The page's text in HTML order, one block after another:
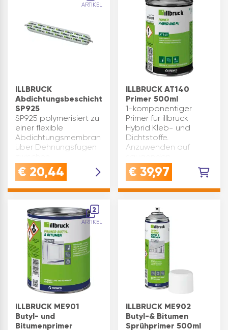
Holzverleimungen
Bean…
ARTIKEL
ILLBRUCK
Abdichtungsbeschichtung
SP925
SP925 polymerisiert zu
einer flexible
Abdichtungsmembran
über Dehnungsfugen
verschiedenen
Bauteilen und wird
von
dichtungsebenen-
übergreifenden
mechanischen
Befestigern…
€ 20,44
ILLBRUCK AT140
Primer 500ml
1-komponentiger
Primer für illbruck
Hybrid Kleb- und
Dichtstoffe.
Anzuwenden auf
Untergründen, z.B.
Beton. Achtung:Die
Produktetikett sind
stets zu befolgen.
Inhalt(…
€ 39,97
2
ARTIKEL
ILLBRUCK ME901
Butyl- und
Bitumenprimer
ILLBRUCK ME902
Butyl-& Bitumen
Sprühprimer 500ml